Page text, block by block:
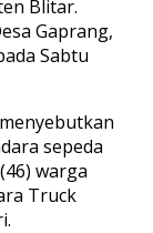
Blitar.
Gaprang,
Sabtu
sepeda
warga
Truck